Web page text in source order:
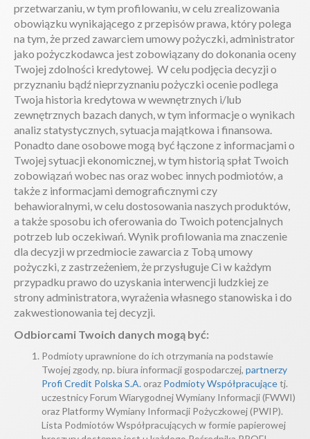
przetwarzaniu, w tym profilowaniu, w celu zrealizowania
obowiązku wynikającego z przepisów prawa, który polega
na tym, że przed zawarciem umowy pożyczki, administrator
jako pożyczkodawca jest zobowiązany do dokonania oceny
Twojej zdolności kredytowej. W celu podjęcia decyzji o
przyznaniu bądź nieprzyznaniu pożyczki ocenie podlega
Twoja historia kredytowa w wewnętrznych i/lub
zewnętrznych bazach danych, w tym informacje o wynikach
analiz statystycznych, sytuacja majątkowa i finansowa.
Ponadto dane osobowe mogą być łączone z informacjami o
Twojej sytuacji ekonomicznej, w tym historią spłat Twoich
zobowiązań wobec nas oraz wobec innych podmiotów, a
także z informacjami demograficznymi czy
behawioralnymi, w celu dostosowania naszych produktów,
a także sposobu ich oferowania do Twoich potencjalnych
potrzeb lub oczekiwań. Wynik profilowania ma znaczenie
dla decyzji w przedmiocie zawarcia z Tobą umowy
pożyczki, z zastrzeżeniem, że przysługuje Ci w każdym
przypadku prawo do uzyskania interwencji ludzkiej ze
strony administratora, wyrażenia własnego stanowiska i do
zakwestionowania tej decyzji.
Odbiorcami Twoich danych mogą być:
Podmioty uprawnione do ich otrzymania na podstawie
Twojej zgody, np. biura informacji gospodarczej, partnerzy
Profi Credit Polska S.A.oraz Podmioty Współpracującetj.
uczestnicy Forum Wiarygodnej Wymiany Informacji (FWWI)
oraz Platformy Wymiany Informacji Pożyczkowej (PWIP).
Lista Podmiotów Współpracujących w formie papierowej